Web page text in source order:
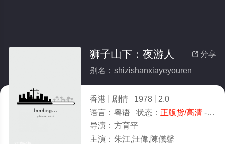
 分享
狮子山下：夜游人
别名：shizishanxiayeyouren
香港 剧情 1978
2.0
语言： 粤语 状态： 正版货/高清- 免费在线观看
导演： 方育平
主演： 朱江,汪偉,陳儀馨